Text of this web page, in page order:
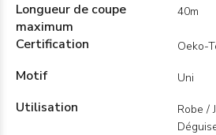
Longueur de coupe
maximum
40m
Certification Oeko-
Motif Uni
Utilisation
Robe /